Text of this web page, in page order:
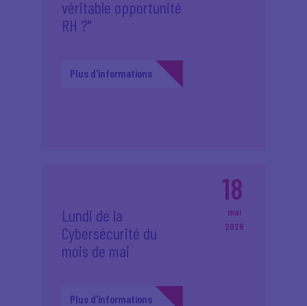
véritable opportunité
RH ?"
Plus d'informations
18
mai
2026
Lundi de la
Cybersécurité du
mois de mai
Plus d'informations